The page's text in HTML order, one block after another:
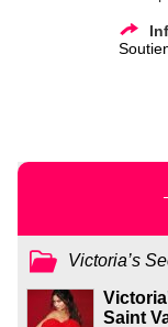
Victoria’s
Saint